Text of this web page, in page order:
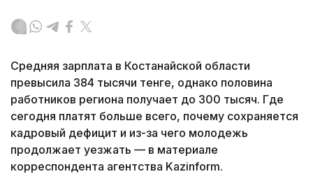
Средняя зарплата в Костанайской области
превысила 384 тысячи тенге, однако половина
работников региона получает до 300 тысяч. Где
сегодня платят больше всего, почему сохраняется
кадровый дефицит и из-за чего молодежь
продолжает уезжать — в материале
корреспондента агентства Kazinform.